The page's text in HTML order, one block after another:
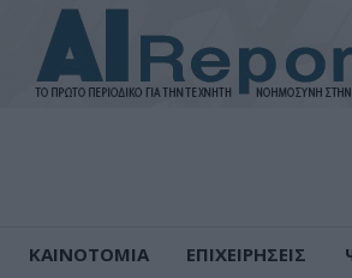
ΚΑΙΝΟΤΟΜΙΑ ΕΠΙΧΕΙΡΗΣΕΙΣ